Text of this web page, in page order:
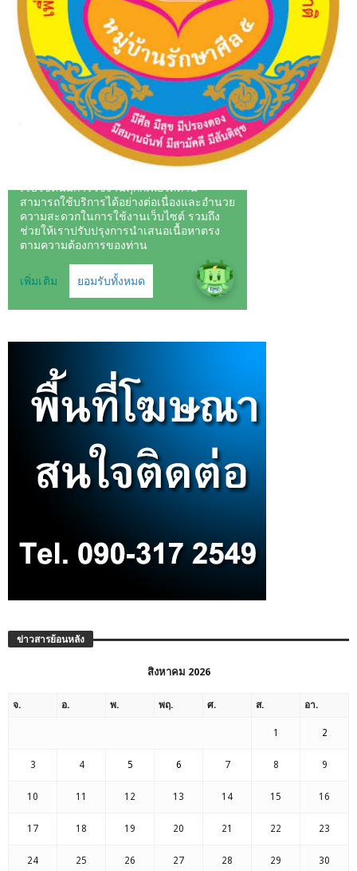
ข่าวสารย้อนหลัง
สิงหาคม 2026
จ. อ. พ. พฤ. ศ. ส. อา.
1 2
3 4 5 6 7 8 9
10 11 12 13 14 15 16
17 18 19 20 21 22 23
24 25 26 27 28 29 30